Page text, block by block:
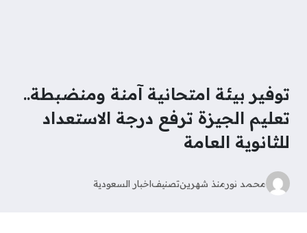
توفير بيئة امتحانية آمنة ومنضبطة..
تعليم الجيزة ترفع درجة الاستعداد
للثانوية العامة
محمد نورمنذ شهرينتصنيفاخبار السعودية